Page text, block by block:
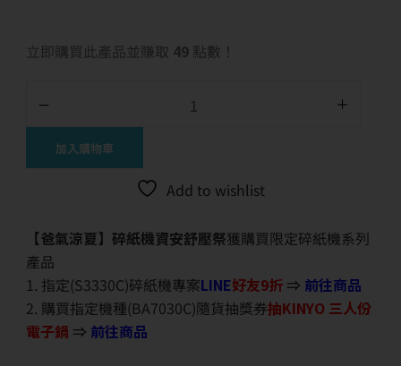
立即購買此產品並賺取 49 點數！
加入購物車
Add to wishlist
【爸氣涼夏】碎紙機資安舒壓祭獲購買限定碎紙機系列
產品
1. 指定(S3330C)碎紙機專案LINE好友9折 ⇒ 前往商品
2. 購買指定機種(BA7030C)隨貨抽獎券抽KINYO 三人份
電子鍋 ⇒ 前往商品